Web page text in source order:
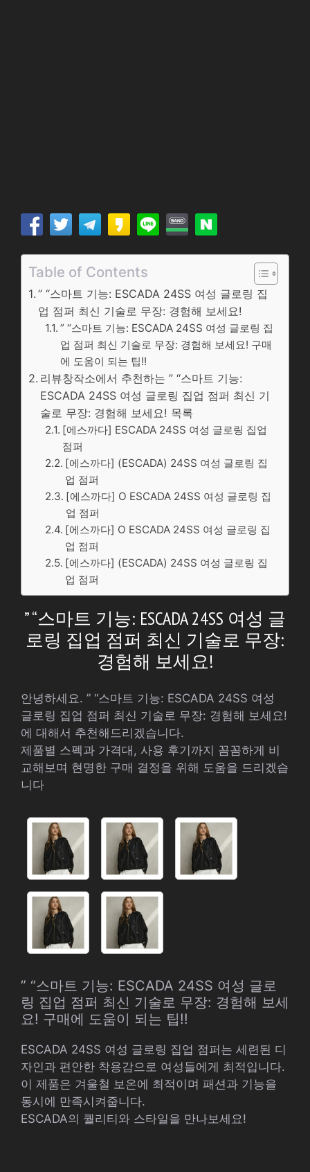
Table of Contents
” “스마트 기능: ESCADA 24SS 여성 글로링 집
업 점퍼 최신 기술로 무장: 경험해 보세요!
” “스마트 기능: ESCADA 24SS 여성 글로링 집
업 점퍼 최신 기술로 무장: 경험해 보세요! 구매
에 도움이 되는 팁!!
리뷰창작소에서 추천하는 ” “스마트 기능:
ESCADA 24SS 여성 글로링 집업 점퍼 최신 기
술로 무장: 경험해 보세요! 목록
[에스까다] ESCADA 24SS 여성 글로링 집업
점퍼
[에스까다] (ESCADA) 24SS 여성 글로링 집
업 점퍼
[에스까다] O ESCADA 24SS 여성 글로링 집
업 점퍼
[에스까다] O ESCADA 24SS 여성 글로링 집
업 점퍼
[에스까다] (ESCADA) 24SS 여성 글로링 집
업 점퍼
” “스마트 기능: ESCADA 24SS 여성 글
로링 집업 점퍼 최신 기술로 무장:
경험해 보세요!
안녕하세요. ” “스마트 기능: ESCADA 24SS 여성
글로링 집업 점퍼 최신 기술로 무장: 경험해 보세요!
에 대해서 추천해드리겠습니다.
제품별 스펙과 가격대, 사용 후기까지 꼼꼼하게 비
교해보며 현명한 구매 결정을 위해 도움을 드리겠습
니다
” “스마트 기능: ESCADA 24SS 여성 글로
링 집업 점퍼 최신 기술로 무장: 경험해 보세
요! 구매에 도움이 되는 팁!!
ESCADA 24SS 여성 글로링 집업 점퍼는 세련된 디
자인과 편안한 착용감으로 여성들에게 최적입니다.
이 제품은 겨울철 보온에 최적이며 패션과 기능을
동시에 만족시켜줍니다.
ESCADA의 퀄리티와 스타일을 만나보세요!